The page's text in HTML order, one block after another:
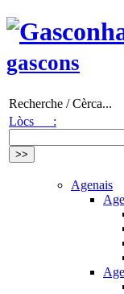
gascons
Recherche / Cèrca...
Lòcs :
Agenais